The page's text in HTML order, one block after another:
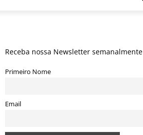
Receba nossa Newsletter semanalmente
Primeiro Nome
Email